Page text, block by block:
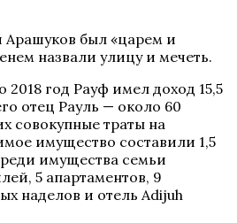
Арашуков был «царем и
назвали улицу и мечеть.
2018 год Рауф имел доход 15,5
отец Рауль — около 60
совокупные траты на
имущество составили 1,5
имущества семьи
5 апартаментов, 9
наделов и отель Adijuh